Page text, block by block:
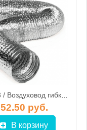
AF203 / Воздуховод гибкий металлизированный (гофра) d.203, ЭРА
52.50 руб.
В корзину